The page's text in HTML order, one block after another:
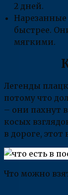
2 дней.
быстрее.
мягкими.
Легенды
потому что
– они пахнут
косых
в дороге, этот
Что можно